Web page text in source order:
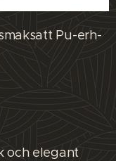
Pu-erh-
och elegant